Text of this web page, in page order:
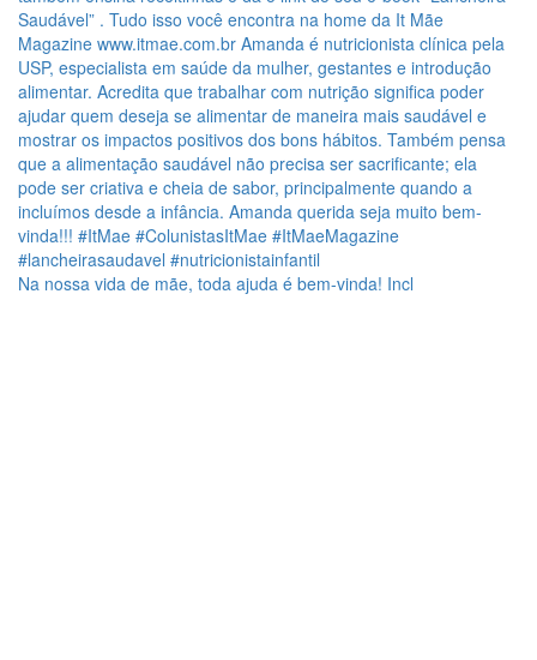
Na nossa vida de mãe, toda ajuda é bem-vinda! Incl